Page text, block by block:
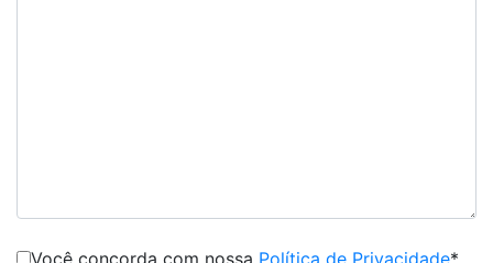
Você concorda com nossa Política de Privacidade*